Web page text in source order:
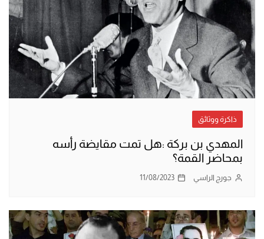
ذاكرة ووثائق
المهدي بن بركة :هل تمت مقايضة رأسه
بمحاضر القمة؟
جورج الراسي 11/08/2023